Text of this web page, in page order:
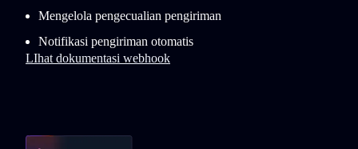
Mengelola pengecualian pengiriman
Notifikasi pengiriman otomatis
LIhat dokumentasi webhook